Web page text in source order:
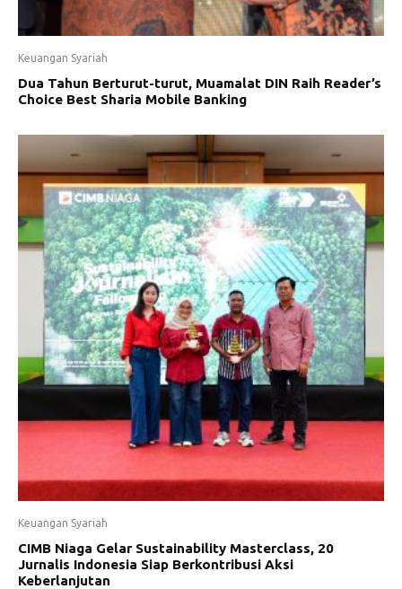
Keuangan Syariah
Dua Tahun Berturut-turut, Muamalat DIN Raih Reader’s
Choice Best Sharia Mobile Banking
Keuangan Syariah
CIMB Niaga Gelar Sustainability Masterclass, 20
Jurnalis Indonesia Siap Berkontribusi Aksi
Keberlanjutan